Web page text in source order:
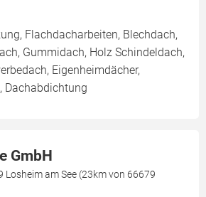
Flachdacharbeiten, Blechdach,
Gummidach, Holz Schindeldach,
Eigenheimdächer,
Dachabdichtung
GmbH
Losheim am See (23km von 66679